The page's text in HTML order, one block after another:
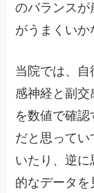
のバランスが
がうまくいか
当院では、
感神経と副
を数値で確
だと思ってい
いたり、逆
的なデータを